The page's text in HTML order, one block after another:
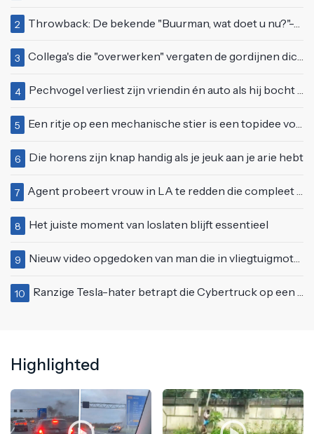
2 Throwback: De bekende "Buurman, wat doet u nu?"-scène uit Flodder met Tatjana Šimić
3 Collega's die "overwerken" vergaten de gordijnen dicht te doen
4 Pechvogel verliest zijn vriendin én auto als hij bocht te scherp neemt
5 Een ritje op een mechanische stier is een topidee voor een eerste date
6 Die horens zijn knap handig als je jeuk aan je arie hebt
7 Agent probeert vrouw in LA te redden die compleet van het padje is
8 Het juiste moment van loslaten blijft essentieel
9 Nieuw video opgedoken van man die in vliegtuigmotor springt op vliegveld Milaan
10 Ranzige Tesla-hater betrapt die Cybertruck op een 'speciale bruine coating' trakteert
Highlighted